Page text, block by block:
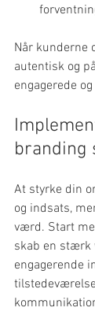
Når kunderne
autentisk og
engagerede
branding
At styrke din
og indsats,
værd. Start
skab en stærk
engagerende